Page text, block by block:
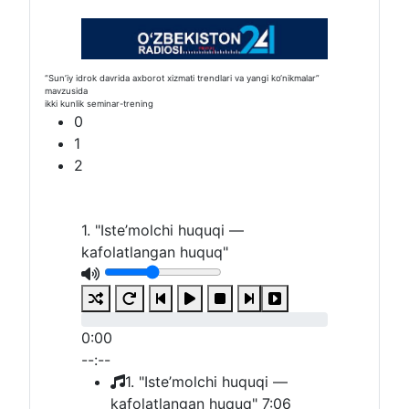
1. "Iste’molchi huquqi —
kafolatlangan huquq"
0:00
--:--
1. "Iste’molchi huquqi —
kafolatlangan huquq" 7:06